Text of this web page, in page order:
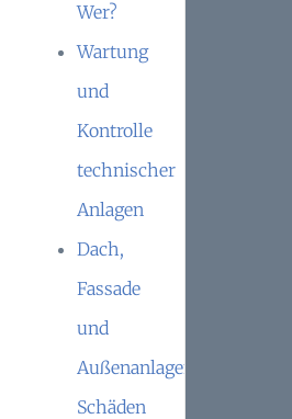
Wer?
Wartung
und
Kontrolle
technischer
Anlagen
Dach,
Fassade
und
Außenanlagen:
Schäden